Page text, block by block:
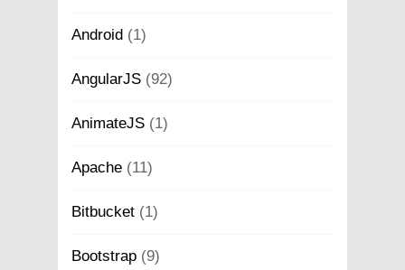
Android (1)
AngularJS (92)
AnimateJS (1)
Apache (11)
Bitbucket (1)
Bootstrap (9)